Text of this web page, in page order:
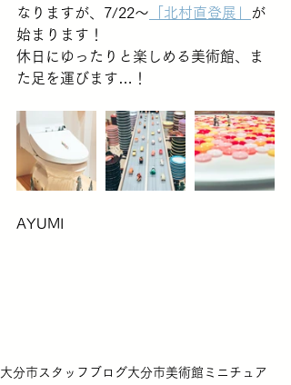
なりますが、7/22〜 「北村直登展」
が
始まります！
休日にゆったりと楽しめる美術館、ま
た足を運びます…！
AYUMI
大分市 スタッフブログ大分市美術館 ミニチュア